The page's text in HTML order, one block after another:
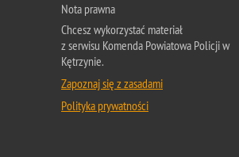
Nota prawna
Chcesz wykorzystać materiał
z serwisu Komenda Powiatowa Policji w
Kętrzynie.
Zapoznaj się z zasadami
Polityka prywatności